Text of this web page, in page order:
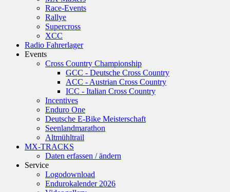
Race-Events
Rallye
Supercross
XCC
Radio Fahrerlager
Events
Cross Country Championship
GCC - Deutsche Cross Country
ACC - Austrian Cross Country
ICC - Italian Cross Country
Incentives
Enduro One
Deutsche E-Bike Meisterschaft
Seenlandmarathon
Altmühltrail
MX-TRACKS
Daten erfassen / ändern
Service
Logodownload
Endurokalender 2026